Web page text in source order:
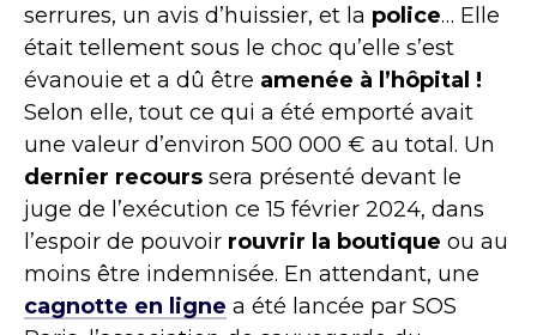
serrures, un avis d’huissier, et la police… Elle
était tellement sous le choc qu’elle s’est
évanouie et a dû être amenée à l’hôpital !
Selon elle, tout ce qui a été emporté avait
une valeur d’environ 500 000 € au total. Un
dernier recours sera présenté devant le
juge de l’exécution ce 15 février 2024, dans
l’espoir de pouvoir rouvrir la boutique ou au
moins être indemnisée. En attendant, une
cagnotte en ligne a été lancée par SOS